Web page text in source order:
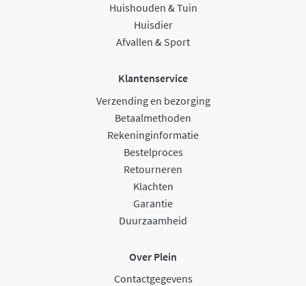
Huishouden & Tuin
Huisdier
Afvallen & Sport
Klantenservice
Verzending en bezorging
Betaalmethoden
Rekeninginformatie
Bestelproces
Retourneren
Klachten
Garantie
Duurzaamheid
Over Plein
Contactgegevens